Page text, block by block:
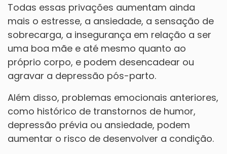
Todas essas privações aumentam ainda
mais o estresse, a ansiedade, a sensação de
sobrecarga, a insegurança em relação a ser
uma boa mãe e até mesmo quanto ao
próprio corpo, e podem desencadear ou
agravar a depressão pós-parto.
Além disso, problemas emocionais anteriores,
como histórico de transtornos de humor,
depressão prévia ou ansiedade, podem
aumentar o risco de desenvolver a condição.